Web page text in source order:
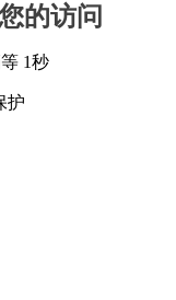
的访问
1秒
护